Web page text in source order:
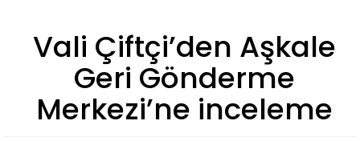
Vali Çiftçi’den Aşkale
Geri Gönderme
Merkezi’ne inceleme